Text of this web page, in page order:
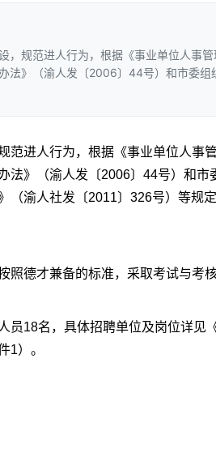
，规范进人行为，根据《事业单位人事
法》（渝人发〔2006〕44号）和市委
范进人行为，根据《事业单位人事
法》（渝人发〔2006〕44号）和
（渝人社发〔2011〕326号）等规
照德才兼备的标准，采取考试与考
员18名，具体招聘单位及岗位详见
1）。